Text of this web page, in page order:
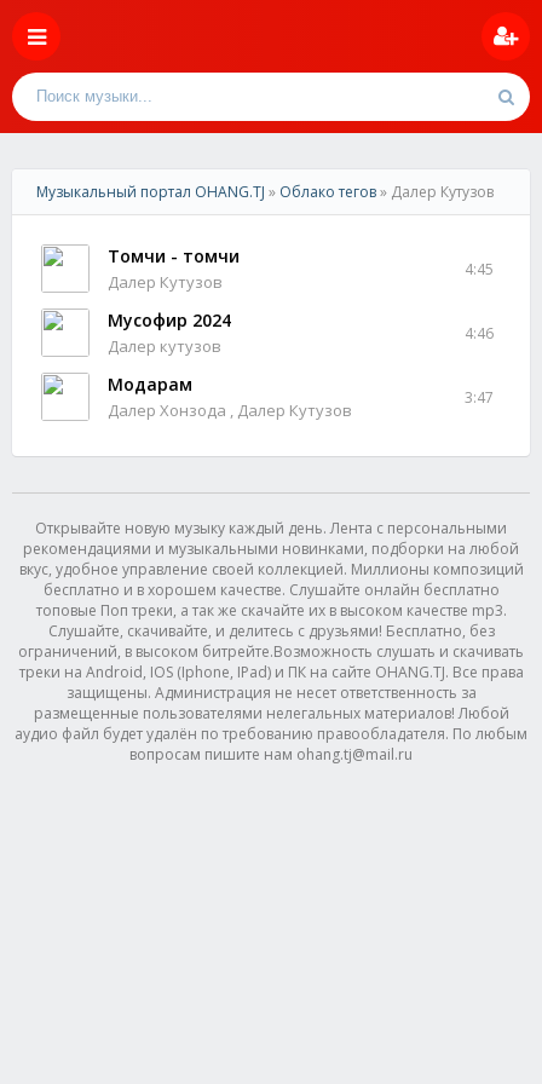
Музыкальный портал OHANG.TJ » Облако тегов» Далер Кутузов
Томчи - томчи
Далер Кутузов
4:45
Мусофир 2024
Далер кутузов
4:46
Модарам
Далер Хонзода , Далер Кутузов
3:47
Открывайте новую музыку каждый день. Лента с персональными
рекомендациями и музыкальными новинками, подборки на любой
вкус, удобное управление своей коллекцией. Миллионы композиций
бесплатно и в хорошем качестве. Слушайте онлайн бесплатно
топовые Поп треки, а так же скачайте их в высоком качестве mp3.
Слушайте, скачивайте, и делитесь с друзьями! Бесплатно, без
ограничений, в высоком битрейте.Возможность слушать и скачивать
треки на Android, IOS (Iphone, IPad) и ПК на сайте OHANG.TJ. Все права
защищены. Администрация не несет ответственность за
размещенные пользователями нелегальных материалов! Любой
аудио файл будет удалён по требованию правообладателя. По любым
вопросам пишите нам ohang.tj@mail.ru